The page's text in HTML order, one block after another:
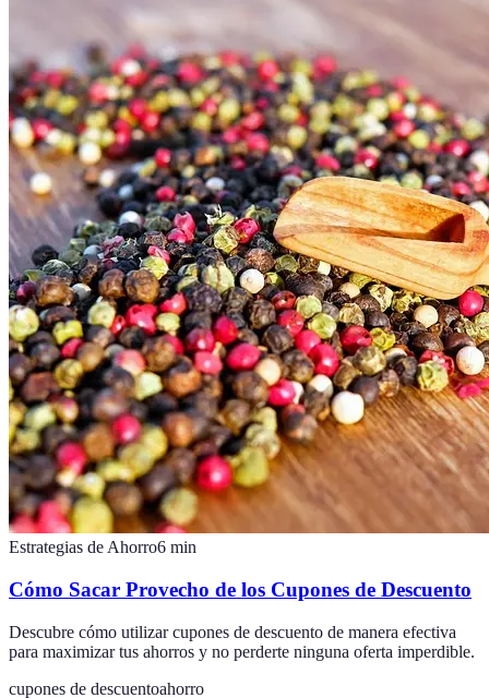
Estrategias de Ahorro6 min
Cómo Sacar Provecho de los Cupones de Descuento
Descubre cómo utilizar cupones de descuento de manera efectiva
para maximizar tus ahorros y no perderte ninguna oferta imperdible.
cupones de descuentoahorro